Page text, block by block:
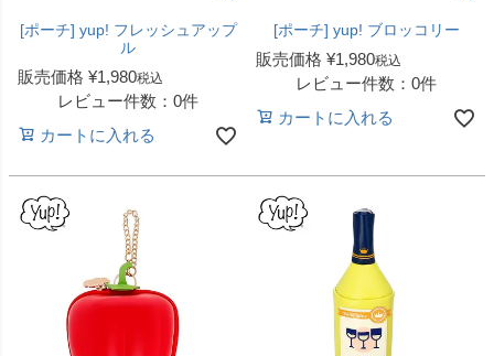
[ポーチ] yup! フレッシュアップ
ル
販売価格 ¥1,980税込
レビュー件数：0件
カートに入れる
[ポーチ] yup! ブロッコリー
販売価格 ¥1,980税込
レビュー件数：0件
カートに入れる